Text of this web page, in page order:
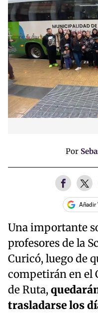
Por
Añadir
Una importante
profesores de la
Curicó, luego de
competirán en el
de Ruta,
trasladarse los